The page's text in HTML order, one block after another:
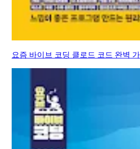
요즘 바이브 코딩 클로드 코드 완벽